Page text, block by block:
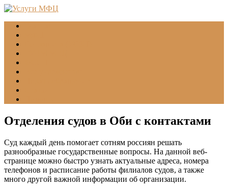
Отделения судов в Оби с контактами
Суд каждый день помогает сотням россиян решать
разнообразные государственные вопросы. На данной веб-
странице можно быстро узнать актуальные адреса, номера
телефонов и расписание работы филиалов судов, а также
много другой важной информации об организации.